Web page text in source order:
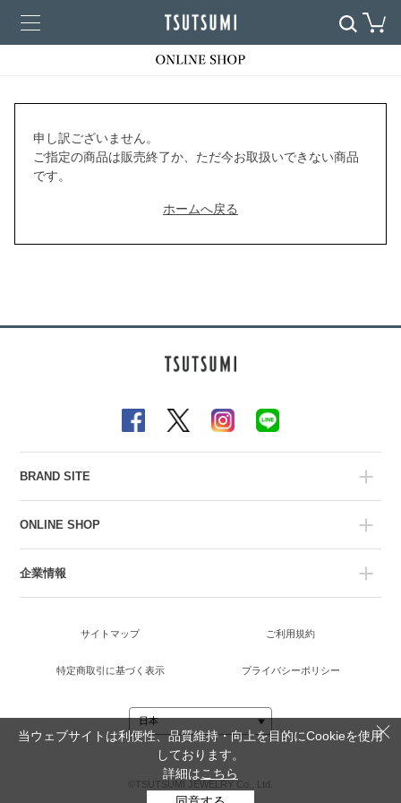
申し訳ございません。
ご指定の商品は販売終了か、ただ今お取扱いできない商品
です。
ホームへ戻る
BRAND SITE
ONLINE SHOP
企業情報
サイトマップ ご利用規約
特定商取引に基づく表示 プライバシーポリシー
©TSUTSUMI JEWELRY Co., Ltd.
当ウェブサイトは利便性、品質維持・向上を目的にCookieを使用
しております。
詳細はこちら